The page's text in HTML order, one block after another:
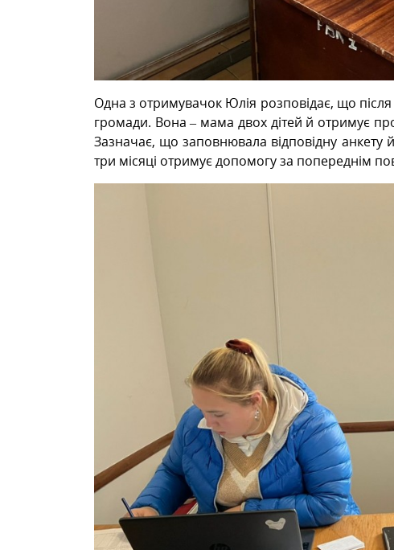
Одна з отримувачок Юлія розповідає, що після
громади. Вона – мама двох дітей й отримує
Зазначає, що заповнювала відповідну анкету
три місяці отримує допомогу за попереднім